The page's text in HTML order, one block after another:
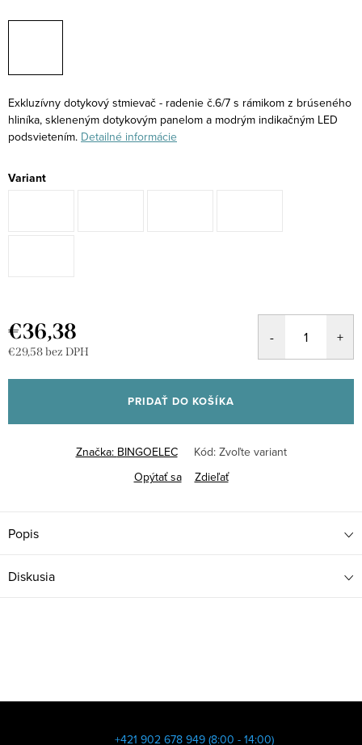
Exkluzívny dotykový stmievač - radenie č.6/7 s rámikom z brúseného
hliníka, skleneným dotykovým panelom a modrým indikačným LED
podsvietením. Detailné informácie
Variant
€36,38
€29,58 bez DPH
cena:
PRIDAŤ DO KOŠÍKA
Značka: BINGOELEC Kód: Zvoľte variant
Opýtať sa
Zdieľať
Popis
Diskusia
+421 902 678 949 (8:00 - 14:00)